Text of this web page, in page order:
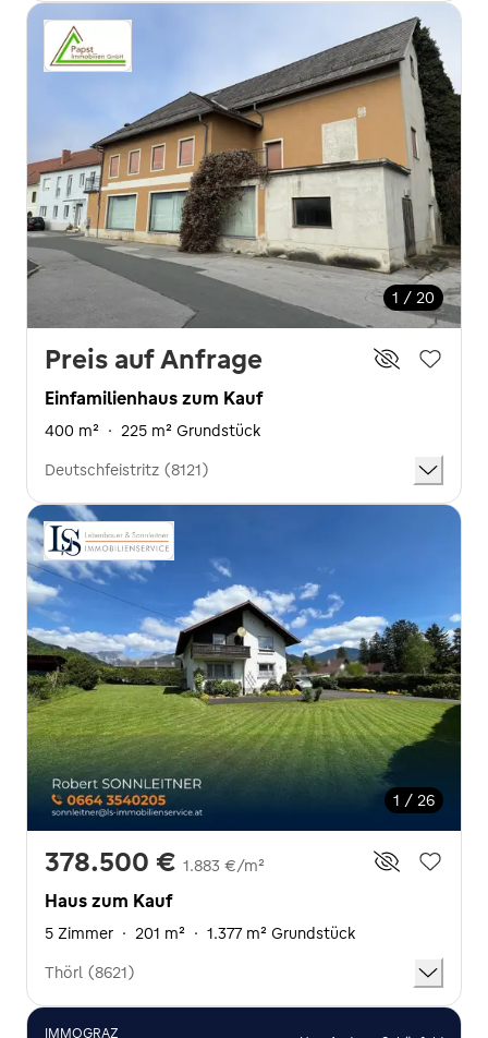
1 / 20
Preis auf Anfrage
Einfamilienhaus zum Kauf
400 m² · 225 m² Grundstück
Deutschfeistritz (8121)
1 / 26
378.500 € 1.883 €/m²
Haus zum Kauf
5 Zimmer · 201 m² · 1.377 m² Grundstück
Thörl (8621)
IMMOGRAZ